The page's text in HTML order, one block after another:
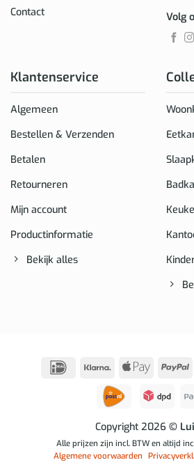
Contact
Klantenservice
Algemeen
Bestellen & Verzenden
Betalen
Retourneren
Mijn account
Productinformatie
Bekijk alles
Volg
IDeal Klarna
Apple
Copyright 2026 ©
Alle prijzen zijn incl. BTW en altijd
Algemene voorwaarden